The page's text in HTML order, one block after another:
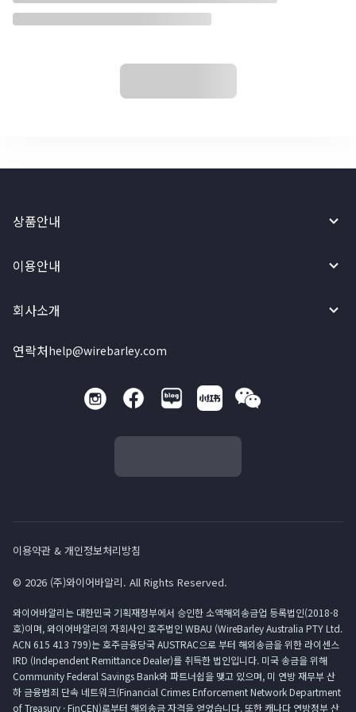
상품안내
이용안내
회사소개
연락처help@wirebarley.com
이용약관 & 개인정보처리방침
© 2026 (주)와이어바알리. All Rights Reserved.
와이어바알리는 대한민국 기획재정부에서 승인한 소액해외송금업 등록법인(2018-8
호)이며, 와이어바알리의 자회사인 호주법인 WBAU (WireBarley Australia PTY Ltd.
ACN 615 413 799)는 호주금융당국 AUSTRAC으로 부터 해외송금을 위한 라이센스
IRD (Independent Remittance Dealer)를 취득한 법인입니다. 미국 송금을 위해
Community Federal Savings Bank와 파트너쉽을 맺고 있으며, 미 연방 재무부 산
하 금융범죄 단속 네트워크(Financial Crimes Enforcement Network Department
of Treasury · FinCEN)로부터 해외송금 자격을 얻었습니다. 또한 캐나다 연방정부 산